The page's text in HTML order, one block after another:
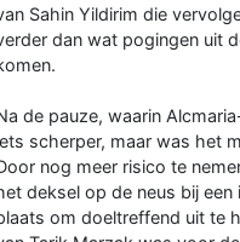
Sahin Yildirim die
dan wat pogingen uit
de pauze, waarin
scherper, maar was het
nog meer risico te
deksel op de neus bij
om doeltreffend uit te